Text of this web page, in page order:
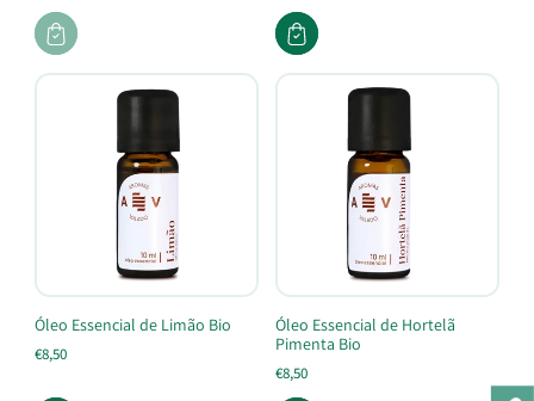
Óleo Essencial de Limão Bio
€8,50
Óleo Essencial de Hortelã
Pimenta Bio
€8,50